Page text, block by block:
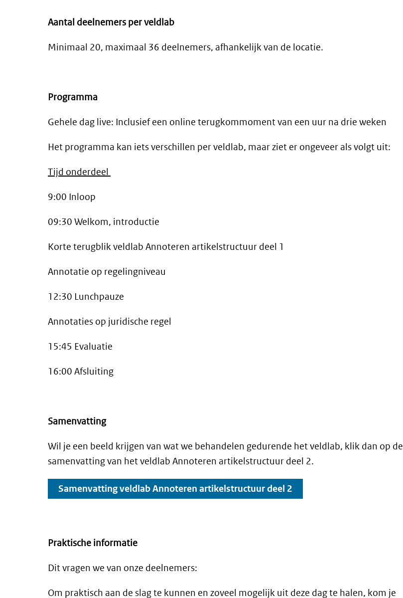
Aantal deelnemers per veldlab
Minimaal 20, maximaal 36 deelnemers, afhankelijk van de locatie.
Programma
Gehele dag live: Inclusief een online terugkommoment van een uur na drie weken
Het programma kan iets verschillen per veldlab, maar ziet er ongeveer als volgt uit:
Tijd onderdeel
9:00 Inloop
09:30 Welkom, introductie
Korte terugblik veldlab Annoteren artikelstructuur deel 1
Annotatie op regelingniveau
12:30 Lunchpauze
Annotaties op juridische regel
15:45 Evaluatie
16:00 Afsluiting
Samenvatting
Wil je een beeld krijgen van wat we behandelen gedurende het veldlab, klik dan op de
samenvatting van het veldlab Annoteren artikelstructuur deel 2.
Samenvatting veldlab Annoteren artikelstructuur deel 2
Praktische informatie
Dit vragen we van onze deelnemers:
Om praktisch aan de slag te kunnen en zoveel mogelijk uit deze dag te halen, kom je